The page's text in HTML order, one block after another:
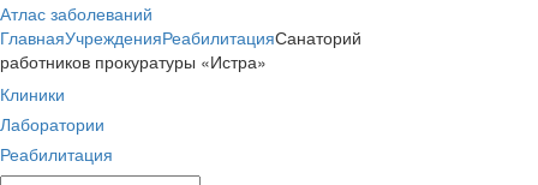
Атлас заболеваний
ГлавнаяУчрежденияРеабилитацияСанаторий
работников прокуратуры «Истра»
Клиники
Лаборатории
Реабилитация